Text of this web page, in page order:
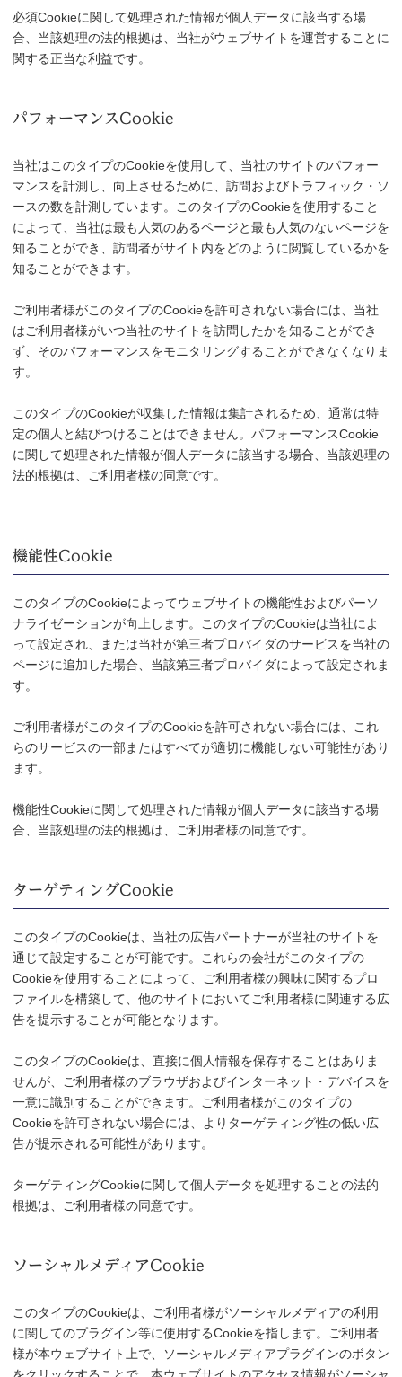
必須Cookieに関して処理された情報が個人データに該当する場
合、当該処理の法的根拠は、当社がウェブサイトを運営することに
関する正当な利益です。
パフォーマンスCookie
当社はこのタイプのCookieを使用して、当社のサイトのパフォー
マンスを計測し、向上させるために、訪問およびトラフィック・ソ
ースの数を計測しています。このタイプのCookieを使用すること
によって、当社は最も人気のあるページと最も人気のないページを
知ることができ、訪問者がサイト内をどのように閲覧しているかを
知ることができます。
ご利用者様がこのタイプのCookieを許可されない場合には、当社
はご利用者様がいつ当社のサイトを訪問したかを知ることができ
ず、そのパフォーマンスをモニタリングすることができなくなりま
す。
このタイプのCookieが収集した情報は集計されるため、通常は特
定の個人と結びつけることはできません。パフォーマンスCookie
に関して処理された情報が個人データに該当する場合、当該処理の
法的根拠は、ご利用者様の同意です。
機能性Cookie
このタイプのCookieによってウェブサイトの機能性およびパーソ
ナライゼーションが向上します。このタイプのCookieは当社によ
って設定され、または当社が第三者プロバイダのサービスを当社の
ページに追加した場合、当該第三者プロバイダによって設定されま
す。
ご利用者様がこのタイプのCookieを許可されない場合には、これ
らのサービスの一部またはすべてが適切に機能しない可能性があり
ます。
機能性Cookieに関して処理された情報が個人データに該当する場
合、当該処理の法的根拠は、ご利用者様の同意です。
ターゲティングCookie
このタイプのCookieは、当社の広告パートナーが当社のサイトを
通じて設定することが可能です。これらの会社がこのタイプの
Cookieを使用することによって、ご利用者様の興味に関するプロ
ファイルを構築して、他のサイトにおいてご利用者様に関連する広
告を提示することが可能となります。
このタイプのCookieは、直接に個人情報を保存することはありま
せんが、ご利用者様のブラウザおよびインターネット・デバイスを
一意に識別することができます。ご利用者様がこのタイプの
Cookieを許可されない場合には、よりターゲティング性の低い広
告が提示される可能性があります。
ターゲティングCookieに関して個人データを処理することの法的
根拠は、ご利用者様の同意です。
ソーシャルメディアCookie
このタイプのCookieは、ご利用者様がソーシャルメディアの利用
に関してのプラグイン等に使用するCookieを指します。ご利用者
様が本ウェブサイト上で、ソーシャルメディアプラグインのボタン